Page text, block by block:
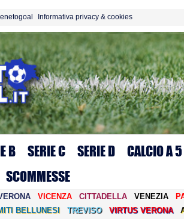
Informativa privacy & cookies
B SERIE C SERIE D CALCIO A 5
SCOMMESSE
VICENZA CITTADELLA VENEZIA
BELLUNESI TREVISO VIRTUS VERONA